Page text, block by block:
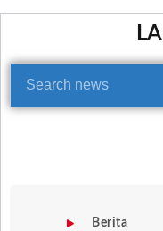
Berita